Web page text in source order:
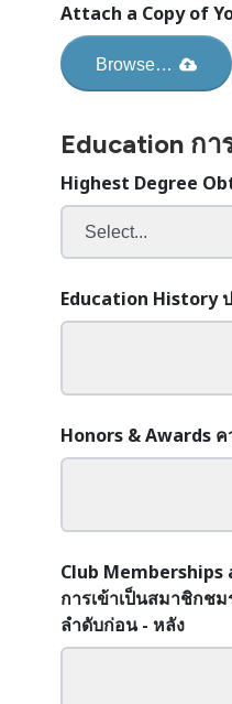
Attach a Copy of
Browse…
Education กา
Highest Degree
Education History
Honors & Awards
Club Memberships
การเข้าเป็นสมาชิกช
ลำดับก่อน - หลัง